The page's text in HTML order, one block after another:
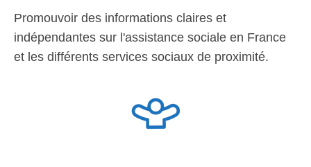
Promouvoir des informations claires et
indépendantes sur l'assistance sociale en France
et les différents services sociaux de proximité.